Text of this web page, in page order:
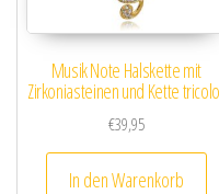
Musik Note Halskette mit
Zirkoniasteinen und Kette
€39,95
In den Warenkorb